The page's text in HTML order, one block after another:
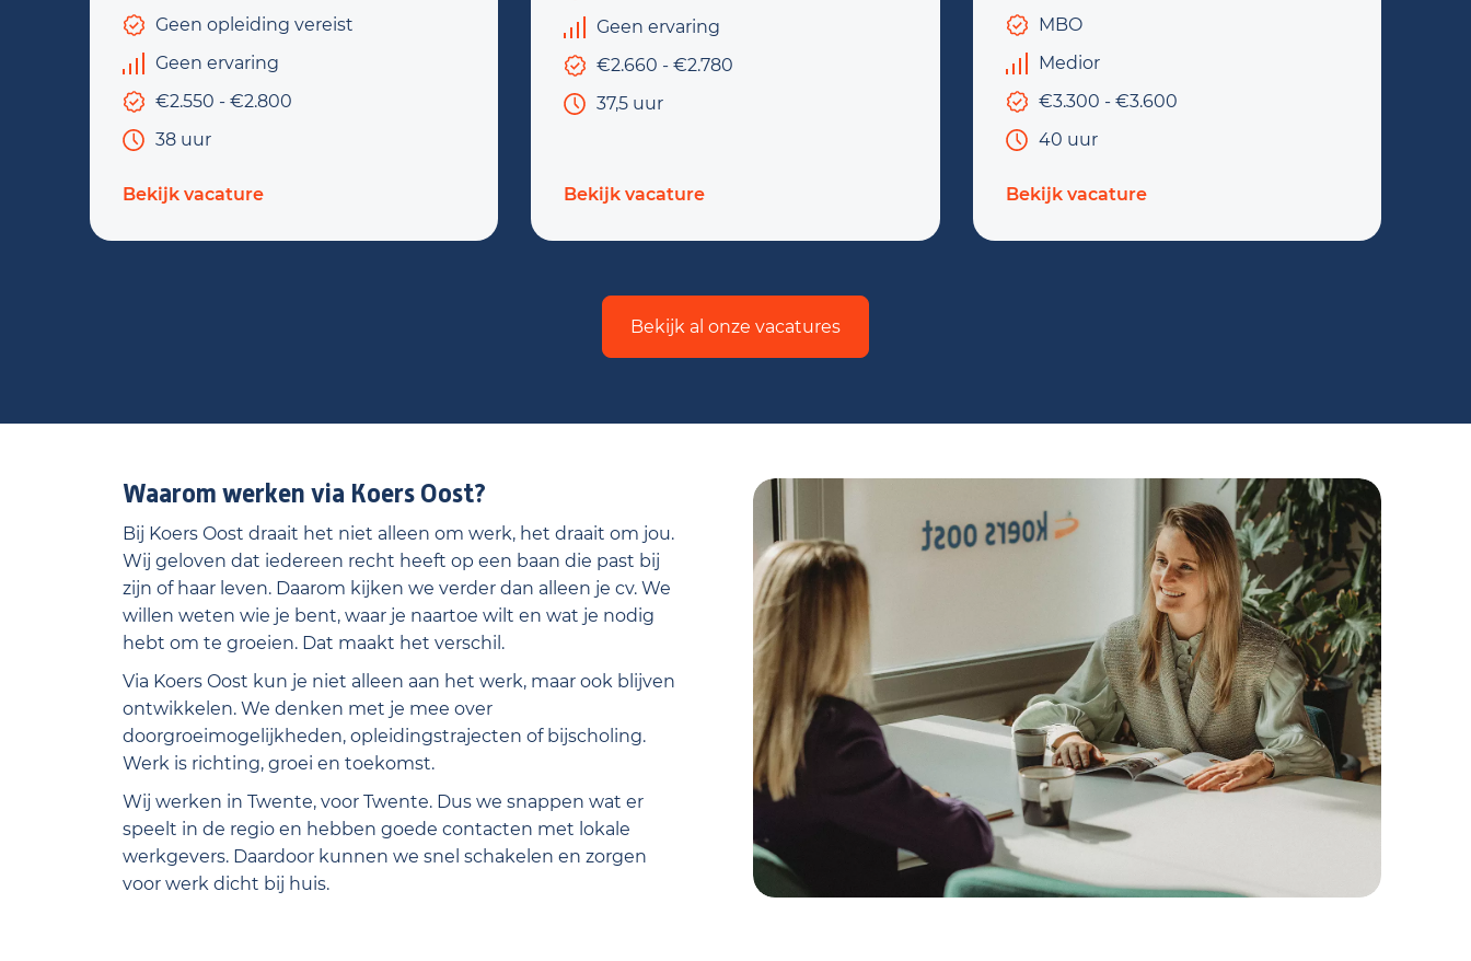
Geen opleiding vereist
Geen ervaring
€2.550 - €2.800
38 uur
Bekijk vacature
Geen ervaring
€2.660 - €2.780
37,5 uur
Bekijk vacature
MBO
Medior
€3.300 - €3.600
40 uur
Bekijk vacature
Bekijk al onze vacatures
Waarom werken via Koers Oost?
Bij Koers Oost draait het niet alleen om werk, het draait om jou.
Wij geloven dat iedereen recht heeft op een baan die past bij
zijn of haar leven. Daarom kijken we verder dan alleen je cv. We
willen weten wie je bent, waar je naartoe wilt en wat je nodig
hebt om te groeien. Dat maakt het verschil.
Via Koers Oost kun je niet alleen aan het werk, maar ook blijven
ontwikkelen. We denken met je mee over
doorgroeimogelijkheden, opleidingstrajecten of bijscholing.
Werk is richting, groei en toekomst.
Wij werken in Twente, voor Twente. Dus we snappen wat er
speelt in de regio en hebben goede contacten met lokale
werkgevers. Daardoor kunnen we snel schakelen en zorgen
voor werk dicht bij huis.